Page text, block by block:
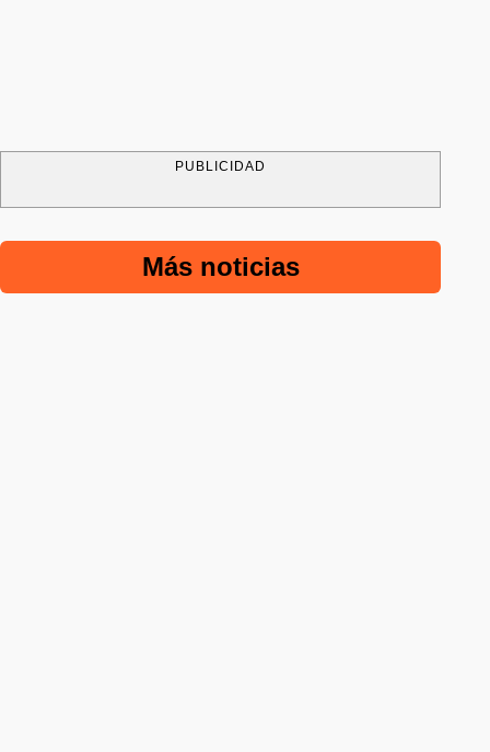
PUBLICIDAD
Más noticias